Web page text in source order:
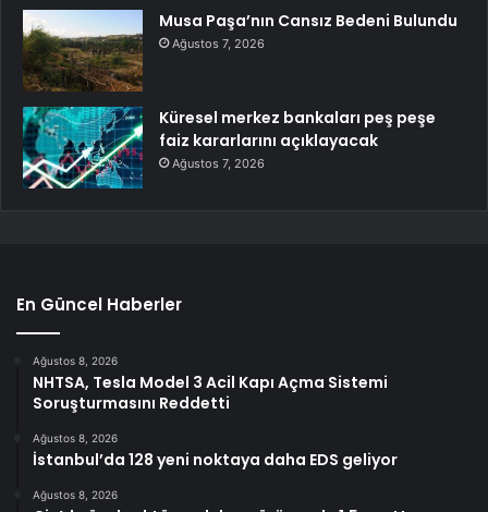
Musa Paşa’nın Cansız Bedeni Bulundu
Ağustos 7, 2026
Küresel merkez bankaları peş peşe
faiz kararlarını açıklayacak
Ağustos 7, 2026
En Güncel Haberler
Ağustos 8, 2026
NHTSA, Tesla Model 3 Acil Kapı Açma Sistemi
Soruşturmasını Reddetti
Ağustos 8, 2026
İstanbul’da 128 yeni noktaya daha EDS geliyor
Ağustos 8, 2026